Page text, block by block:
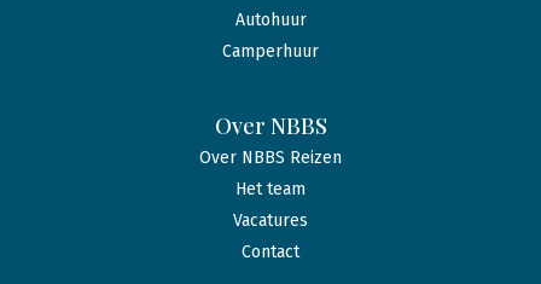
Autohuur
Camperhuur
Over NBBS
Over NBBS Reizen
Het team
Vacatures
Contact